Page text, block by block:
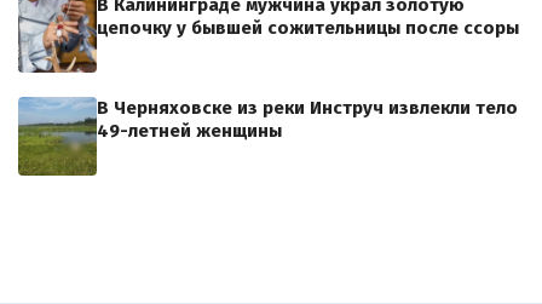
В Калининграде мужчина украл золотую
цепочку у бывшей сожительницы после ссоры
В Черняховске из реки Инструч извлекли тело
49-летней женщины